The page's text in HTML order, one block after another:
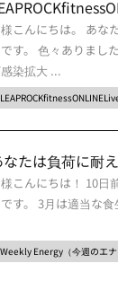
こんにちは。 あな
です。 色々ありまし
染拡大 ...
なたは負荷に耐
こんにちは！ 10日
す。 3月は適当な
Weekly Energy（今週のエナ